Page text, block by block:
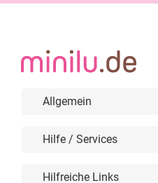
Allgemein
Hilfe / Services
Hilfreiche Links